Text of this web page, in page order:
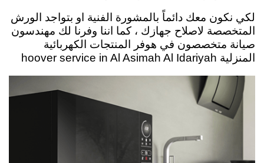
لكي نكون معك دائماً بالمشورة الفنية او بتواجد الورش
المتخصصة لاصلاح جهازك ، كما اننا وفرنا لك مهندسون
صيانة متخصصون في هوفر المنتجات الكهربائية
المنزلية hoover service in Al Asimah Al Idariyah